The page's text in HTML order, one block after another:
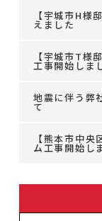
【宇城市H様
えました
【宇城市T様
工事開始しま
地震に伴う弊
て
【熊本市中
ム工事開始し